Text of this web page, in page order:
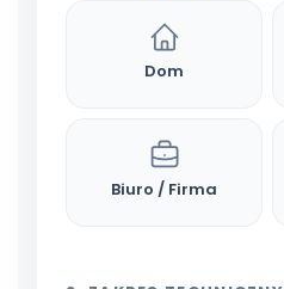
Dom
Biuro / Firma